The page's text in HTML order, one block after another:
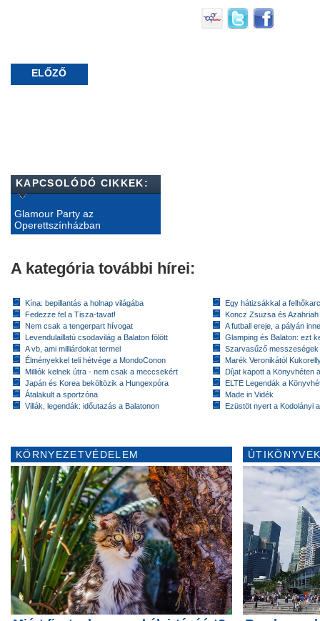
ELŐZŐ
KAPCSOLÓDÓ CIKKEK:
Glamour Party az
Operettszínházban
A kategória további hírei:
Kína: bepillantás a holnap világába
Fedezze fel a Tisza-tavat!
Nem csak a tengerpart hívogat
Levendulaillatú csodavilág a Balaton fölött
A vb, ami milliárdokat termel
Élményekkel teli hétvége a MondoConon
Milliók kelnek útra - nem csak a meccsekért
Japán és Korea beköltözik a Hungexpóra
Átalakult a sportzóna
Villák, legendák: időutazás a Balatonon
Egy hátizsákkal a
Koncz Zsuzsa és
A futball ereje, a pályán
Glamping és Balaton: ezt
Szarvasűző messzeségek
Marék Veronikától
Díjat kapott a Könyvhéten
ELTE Legendák a
Made in Vidék
Ezüstöt nyert a Kodolányi
KÖRNYEZETVÉDELEM